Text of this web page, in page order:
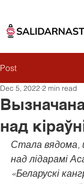
Post
над
Dec 5, 2022 2 min read
Стала вядома,
над лідарамі
«Беларускі